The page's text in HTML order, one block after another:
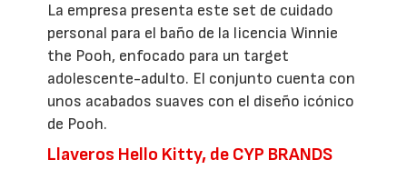
La empresa presenta este set de cuidado
personal para el baño de la licencia Winnie
the Pooh, enfocado para un target
adolescente-adulto. El conjunto cuenta con
unos acabados suaves con el diseño icónico
de Pooh.
Llaveros Hello Kitty, de CYP BRANDS